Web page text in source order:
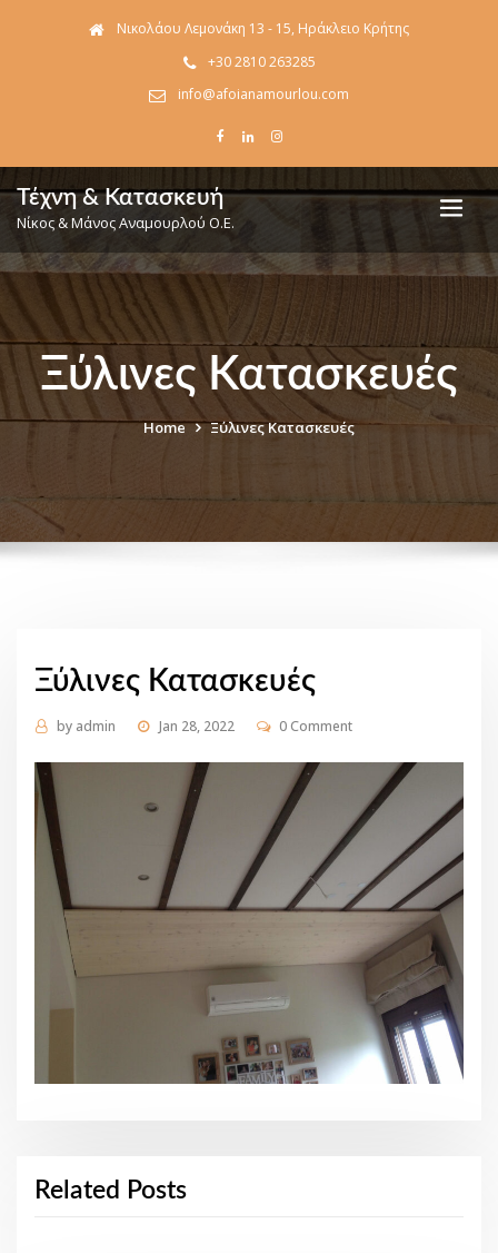
Νικολάου Λεμονάκη 13 - 15, Ηράκλειο Κρήτης
+30 2810 263285
info@afoianamourlou.com
Τέχνη & Κατασκευή
Νίκος & Μάνος Αναμουρλού Ο.Ε.
Ξύλινες Κατασκευές
Home Ξύλινες Κατασκευές
Ξύλινες Κατασκευές
by admin Jan 28, 2022 0 Comment
Related Posts